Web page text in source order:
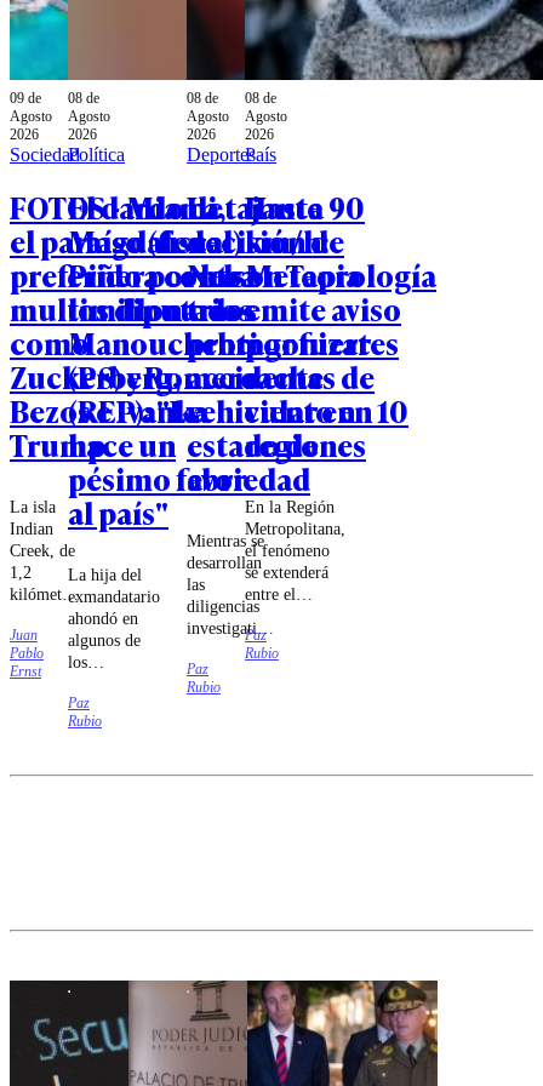
09 de
Agosto
2026
Sociedad
FOTOS - Miami,
el paraíso (fiscal)
preferido por los
multimillonarios
como
Zuckerberg,
Bezos e Ivanka
Trump
La isla
Indian
Creek, de
1,2
kilómetros
cuadrados,
cuenta con
apenas 41
viviendas,
pero tiene
alcalde y
Juan
Pablo
Ernst
08 de
Agosto
2026
Política
El dardo de
Magdalena
Piñera contra
los diputados
Manouchehri
(PS) y Romero
(REP): "Le
hace un
pésimo favor
al país"
La hija del
exmandatario
ahondó en
algunos de
los
del
Congreso.
Paz
Rubio
08 de
Agosto
2026
Deportes
La tajante
decisión de
Nelson Tapia
tras
protagonizar
accidente
vehicular en
estado de
ebriedad
Mientras se
desarrollan
las
diligencias
investigativas
siniestro vial,
el
Paz
Rubio
08 de
Agosto
2026
País
Hasta 90
km/h:
Meteorología
emite aviso
por fuertes
rachas de
viento en 10
regiones
En la Región
Metropolitana,
el fenómeno
se extenderá
entre el
domingo 9 y
el jueves 13
de agosto.
Paz
Rubio